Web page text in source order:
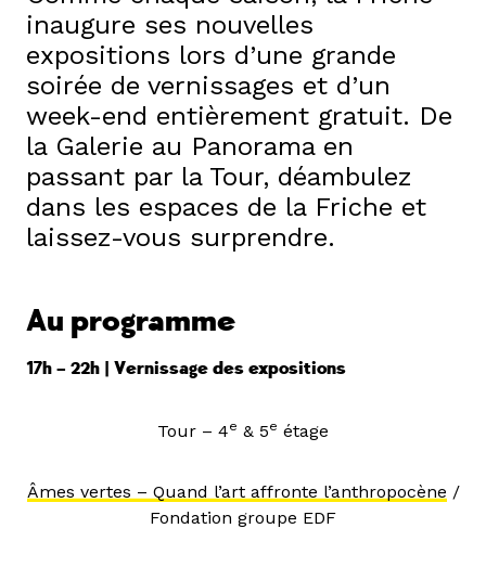
inaugure ses nouvelles
expositions lors d’une grande
soirée de vernissages et d’un
week-end entièrement gratuit. De
la Galerie au Panorama en
passant par la Tour, déambulez
dans les espaces de la Friche et
laissez-vous surprendre.
Au programme
17h – 22h | Vernissage des expositions
Tour – 4e & 5e étage
Âmes vertes – Quand l’art affronte l’anthropocène /
Fondation groupe EDF